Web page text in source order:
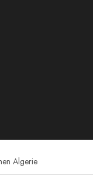
Algerie